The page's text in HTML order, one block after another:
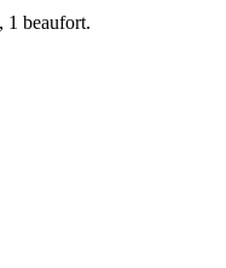
1 beaufort.